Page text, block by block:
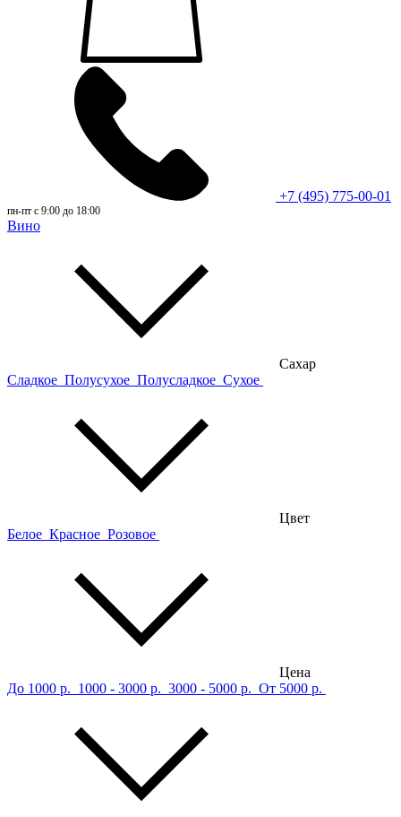
+7 (495) 775-00-01
пн-пт с 9:00 до 18:00
Вино
Сахар
Сладкое Полусухое Полусладкое Сухое
Цвет
Белое Красное Розовое
Цена
До 1000 р. 1000 - 3000 р. 3000 - 5000 р. От 5000 р.